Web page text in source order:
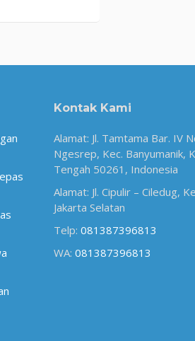
Kontak Kami
Alamat: Jl. Tamtama Bar. IV
Ngesrep, Kec. Banyumanik,
Tengah 50261, Indonesia
Alamat: Jl. Cipulir – Ciledug,
Jakarta Selatan
Telp: 081387396813
WA: 081387396813